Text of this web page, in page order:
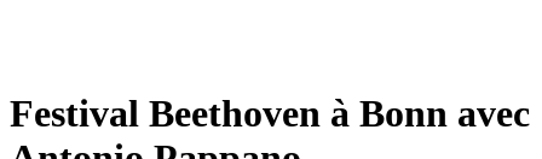
Festival Beethoven à Bonn avec